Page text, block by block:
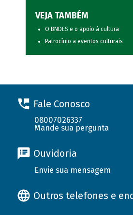
VEJA TAMBÉM
O BNDES e o apoio à cultura
Patrocínio a eventos culturais
Fale Conosco
08007026337
Mande sua pergunta
Ouvidoria
Envie sua mensagem
Outros telefones e